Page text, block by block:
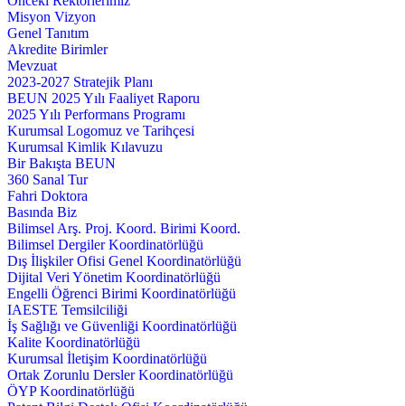
Misyon Vizyon
Genel Tanıtım
Akredite Birimler
Mevzuat
2023-2027 Stratejik Planı
BEUN 2025 Yılı Faaliyet Raporu
2025 Yılı Performans Programı
Kurumsal Logomuz ve Tarihçesi
Kurumsal Kimlik Kılavuzu
Bir Bakışta BEUN
360 Sanal Tur
Fahri Doktora
Basında Biz
Bilimsel Arş. Proj. Koord. Birimi Koord.
Bilimsel Dergiler Koordinatörlüğü
Dış İlişkiler Ofisi Genel Koordinatörlüğü
Dijital Veri Yönetim Koordinatörlüğü
Engelli Öğrenci Birimi Koordinatörlüğü
IAESTE Temsilciliği
İş Sağlığı ve Güvenliği Koordinatörlüğü
Kalite Koordinatörlüğü
Kurumsal İletişim Koordinatörlüğü
Ortak Zorunlu Dersler Koordinatörlüğü
ÖYP Koordinatörlüğü